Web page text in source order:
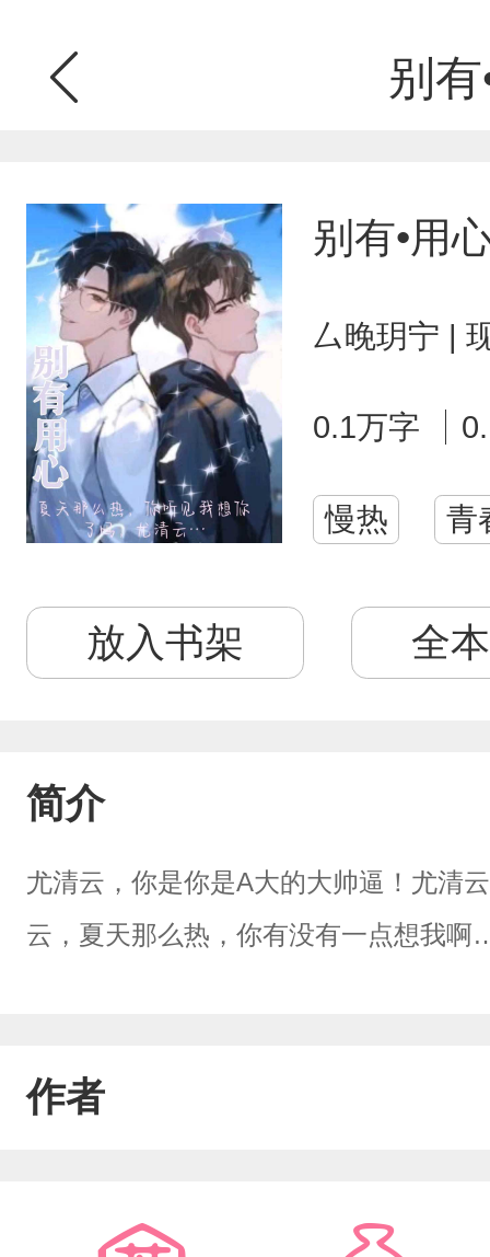
别
别有•用
厶晚玥宁 |
0.1万字
慢热 青
放入书架 全
简介
尤清云，你是你是A大的大帅逼！尤清
云，夏天那么热，你有没有一点想我啊
作者